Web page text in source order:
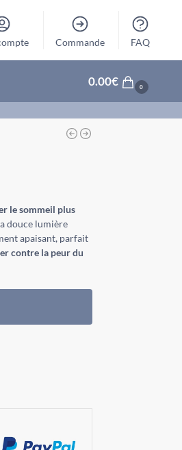
Commande FAQ
0.00€ 0
le sommeil plus
douce lumière
apaisant, parfait
contre la peur du